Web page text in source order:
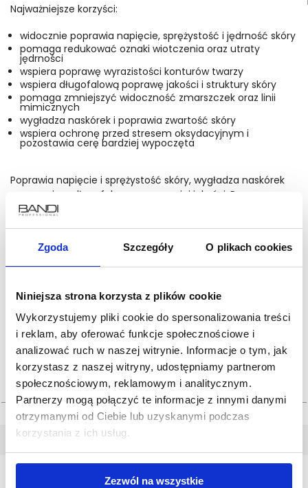
Zgoda Szczegóły O plikach cookies
Niniejsza strona korzysta z plików cookie
Wykorzystujemy pliki cookie do spersonalizowania treści
i reklam, aby oferować funkcje społecznościowe i
analizować ruch w naszej witrynie. Informacje o tym, jak
korzystasz z naszej witryny, udostępniamy partnerom
społecznościowym, reklamowym i analitycznym.
Partnerzy mogą połączyć te informacje z innymi danymi
otrzymanymi od Ciebie lub uzyskanymi podczas
korzystania z ich usług.
Zezwól na wszystkie
Najważniejsze korzyści:
widocznie poprawia napięcie, sprężystość i jędrność skóry
pomaga redukować oznaki wiotczenia oraz utraty
jędrności
wspiera poprawę wyrazistości konturów twarzy
wspiera długofalową poprawę jakości i struktury skóry
pomaga zmniejszyć widoczność zmarszczek oraz linii
mimicznych
wygładza naskórek i poprawia zwartość skóry
wspiera ochronę przed stresem oksydacyjnym i
pozostawia cerę bardziej wypoczęta
Poprawia napięcie i sprężystość skóry, wygładza naskórek
oraz wspiera długofalową poprawę jej jakości. Pomaga
cerze odzyskać bardziej zwarty wygląd.
79 zł
Cena jednostkowa: 263.33 zł/100ml
ilość: